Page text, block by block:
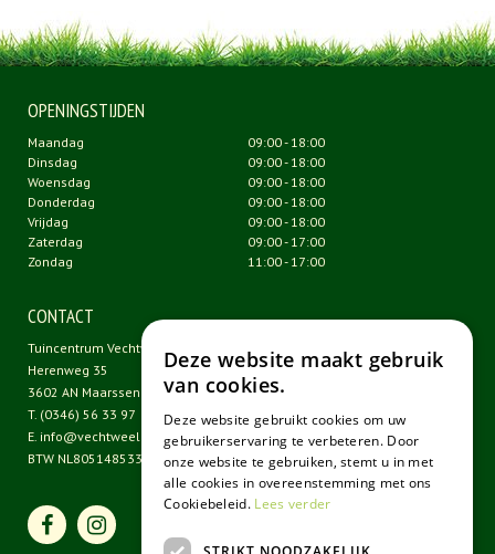
OPENINGSTIJDEN
Maandag
09:00 - 18:00
Dinsdag
09:00 - 18:00
Woensdag
09:00 - 18:00
Donderdag
09:00 - 18:00
Vrijdag
09:00 - 18:00
Zaterdag
09:00 - 17:00
Zondag
11:00 - 17:00
CONTACT
Tuincentrum Vechtweelde
Herenweg 35
3602 AN Maarssen
T. (0346) 56 33 97
E. info@vechtweelde.nl
BTW NL805148533B01
Deze website maakt gebruik
van cookies.
Deze website gebruikt cookies om uw
gebruikerservaring te verbeteren. Door
onze website te gebruiken, stemt u in met
alle cookies in overeenstemming met ons
Cookiebeleid. Lees verder